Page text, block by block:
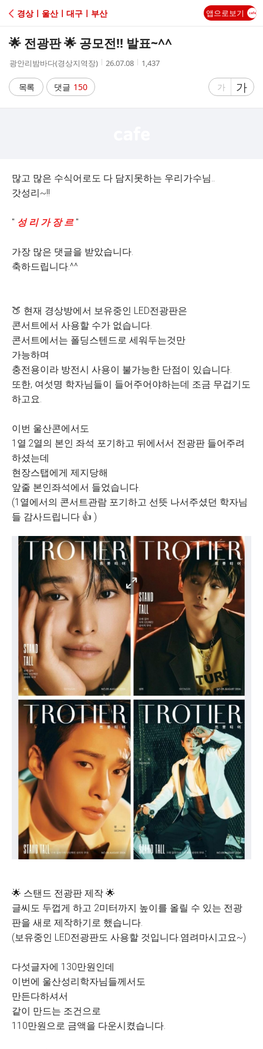
C
A
경상ㅣ울산ㅣ대구ㅣ부산 앱으로보기
🌟 전광판 🌟 공모전!! 발표~^^
작
자
광안리밤바다(경상지역장)
작
26.07.08
조
1,437
목록 댓글 150
글
가
글
자
가
많고 많은 수식어로도 다 담지못하는 우리가수님..
갓성리~!!
" 성 리 가 장 르 "
가장 많은 댓글을 받았습니다.
축하드립니다.^^
🍑 현재 경상방에서 보유중인 LED전광판은
콘서트에서 사용할 수가 없습니다.
콘서트에서는 폴딩스텐드로 세워두는것만
가능하며
충전용이라 방전시 사용이 불가능한 단점이 있습니다.
또한, 여섯명 학자님들이 들어주어야하는데 조금 무겁기도
하고요.
이번 울산콘에서도
1열.2열의 본인 좌석 포기하고 뒤에서서 전광판 들어주려
하셨는데
현장스탭에게 제지당해
앞줄 본인좌석에서 들었습니다.
(1열에서의 콘서트관람 포기하고 선뜻 나서주셨던 학자님
들 감사드립니다 👍 )
🌟 스탠드 전광판 제작 🌟
글씨도 두껍게 하고 2미터까지 높이를 올릴 수 있는 전광
판을 새로 제작하기로 했습니다.
(보유중인 LED전광판도 사용할 것입니다.염려마시고요~)
다섯글자에 130만원인데
이번에 울산성리학자님들께서도
만든다하셔서
같이 만드는 조건으로
110만원으로 금액을 다운시켰습니다.